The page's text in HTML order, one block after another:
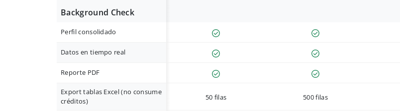
Background Check
Perfil consolidado
Datos en tiempo real
Reporte PDF
Export tablas Excel (no consume
créditos)
50 filas 500 filas